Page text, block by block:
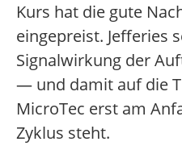
Kurs hat die gute
eingepreist. Jefferies
Signalwirkung der
— und damit auf die
MicroTec erst am
Zyklus steht.